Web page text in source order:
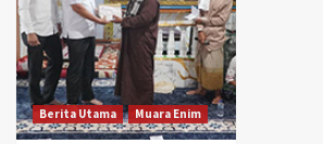
Berita Utama Muara Enim